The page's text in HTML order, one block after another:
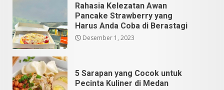
Rahasia Kelezatan Awan
Pancake Strawberry yang
Harus Anda Coba di Berastagi
Desember 1, 2023
5 Sarapan yang Cocok untuk
Pecinta Kuliner di Medan